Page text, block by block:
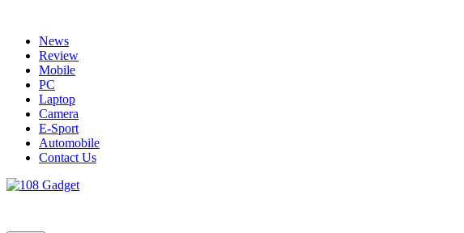
contentNews
Review
Mobile
PC
Laptop
Camera
E-Sport
Automobile
Contact Us